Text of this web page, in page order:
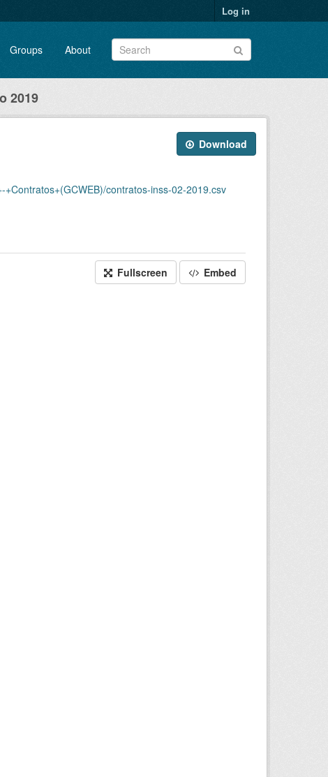
Log in
Groups About
2019
Download
contratos-inss-02-2019.csv
Fullscreen Embed